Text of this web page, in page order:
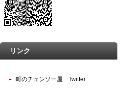
リンク
町のチェンソー屋 Twitter